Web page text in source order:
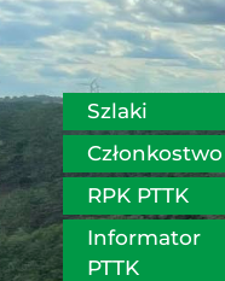
Szlaki
Członkostwo
RPK PTTK
Informator
PTTK